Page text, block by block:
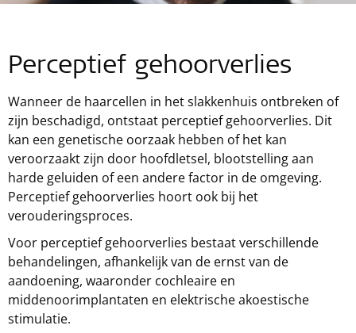
Perceptief gehoorverlies
Wanneer de haarcellen in het slakkenhuis ontbreken of
zijn beschadigd, ontstaat perceptief gehoorverlies. Dit
kan een genetische oorzaak hebben of het kan
veroorzaakt zijn door hoofdletsel, blootstelling aan
harde geluiden of een andere factor in de omgeving.
Perceptief gehoorverlies hoort ook bij het
verouderingsproces.
Voor perceptief gehoorverlies bestaat verschillende
behandelingen, afhankelijk van de ernst van de
aandoening, waaronder cochleaire en
middenoorimplantaten en elektrische akoestische
stimulatie.